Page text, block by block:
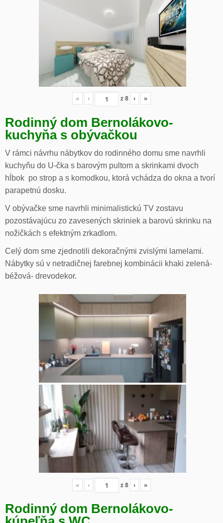
« ‹ z8 › »
Rodinný dom Bernolákovo-
kuchyňa s obývačkou
V rámci návrhu nábytkov do rodinného domu sme navrhli
kuchyňu do U-čka s barovým pultom a skrinkami dvoch
hĺbok po strop a s komodkou, ktorá vchádza do okna a tvorí
parapetnú dosku.
V obývačke sme navrhli minimalistickú TV zostavu
pozostávajúcu zo zavesených skriniek a barovú skrinku na
nožičkách s efektným zrkadlom.
Celý dom sme zjednotili dekoračnými zvislými lamelami.
Nábytky sú v netradičnej farebnej kombinácii khaki zelená-
béžová- drevodekor.
« ‹ z8 › »
Rodinný dom Bernolákovo-